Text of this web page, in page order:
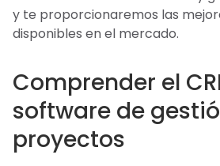
y te proporcionaremos las
disponibles en el mercado.
Comprender el
software de
proyectos